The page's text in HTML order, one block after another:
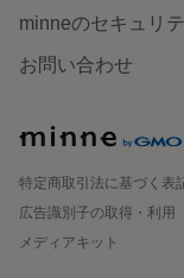
minneのセキュリ
お問い合わせ
特定商取引法に基づく表
広告識別子の取得・利用
メディアキット